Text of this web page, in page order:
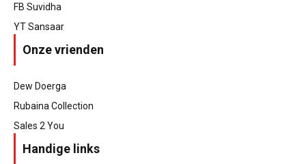
FB Suvidha
YT Sansaar
Onze vrienden
Dew Doerga
Rubaina Collection
Sales 2 You
Handige links